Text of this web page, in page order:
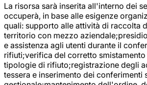
La risorsa sarà inserita all'interno dei
occuperà, in base alle esigenze
quali: supporto alle attività di raccolta
territorio con mezzo
e assistenza agli utenti durante il
rifiuti;verifica del corretto
tipologie di rifiuto;registrazione degli
tessera e inserimento dei conferimenti